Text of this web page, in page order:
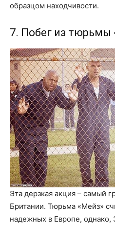
образцом находчивости.
7. Побег из тюрьмы
Эта дерзкая акция – самый
Британии. Тюрьма «Мейз»
надежных в Европе, однако,